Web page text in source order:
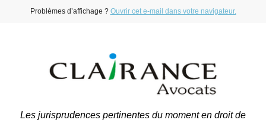
Problèmes d’affichage ? Ouvrir cet e-mail dans votre navigateur.
Les jurisprudences pertinentes du moment en droit de